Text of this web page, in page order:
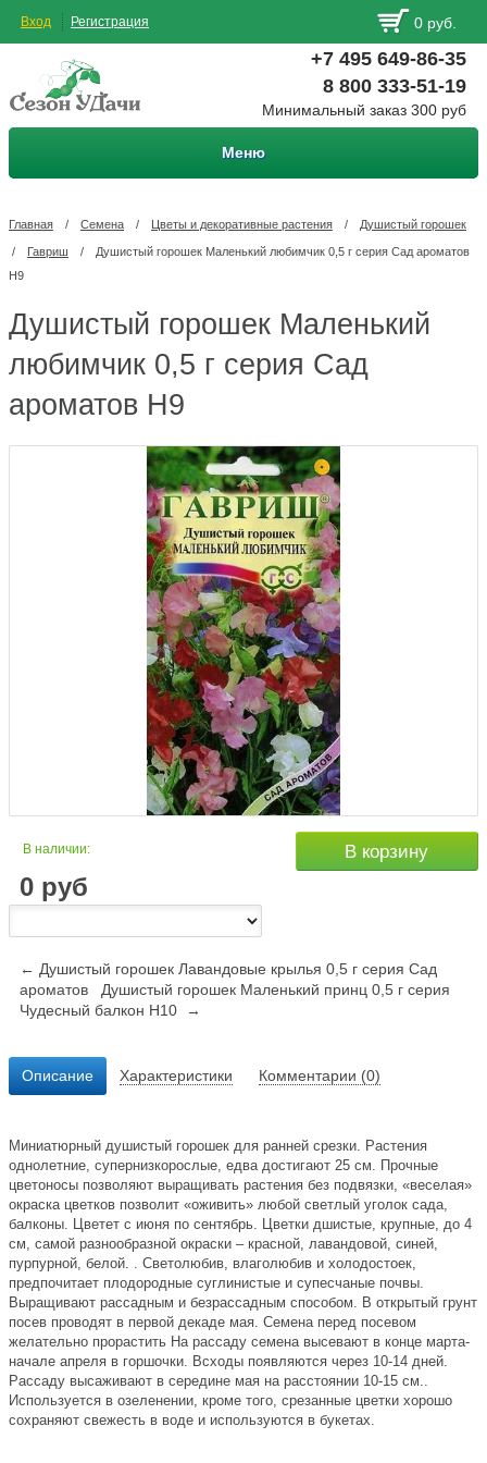
Вход Регистрация 0 руб.
+7 495 649-86-35
8 800 333-51-19
Минимальный заказ 300 руб
Меню
Главная / Семена / Цветы и декоративные растения / Душистый горошек
/ Гавриш /
Душистый горошек Маленький любимчик 0,5 г серия Сад ароматов
Н9
Душистый горошек Маленький
любимчик 0,5 г серия Сад
ароматов Н9
В наличии:
0 руб
В корзину
← Душистый горошек Лавандовые крылья 0,5 г серия Сад
ароматов
Душистый горошек Маленький принц 0,5 г серия
Чудесный балкон Н10 →
Описание Характеристики Комментарии (0)
Миниатюрный душистый горошек для ранней срезки. Растения
однолетние, супернизкорослые, едва достигают 25 см. Прочные
цветоносы позволяют выращивать растения без подвязки, «веселая»
окраска цветков позволит «оживить» любой светлый уголок сада,
балконы. Цветет с июня по сентябрь. Цветки дшистые, крупные, до 4
см, самой разнообразной окраски – красной, лавандовой, синей,
пурпурной, белой. . Светолюбив, влаголюбив и холодостоек,
предпочитает плодородные суглинистые и супесчаные почвы.
Выращивают рассадным и безрассадным способом. В открытый грунт
посев проводят в первой декаде мая. Семена перед посевом
желательно прорастить На рассаду семена высевают в конце марта-
начале апреля в горшочки. Всходы появляются через 10-14 дней.
Рассаду высаживают в середине мая на расстоянии 10-15 см..
Используется в озеленении, кроме того, срезанные цветки хорошо
сохраняют свежесть в воде и используются в букетах.